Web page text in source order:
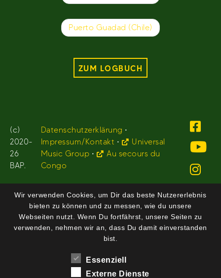
Puerto Guadad (Chile)
ZUM LOGBUCH
(c)
2020-
26
BAP.
Datenschutzerklärung •
Impressum/Kontakt •
Universal
Music Group •
Au secours du
Congo
Wir verwenden Cookies, um Dir das beste Nutzererlebnis
bieten zu können und zu messen, wie du unsere
Webseiten nutzt. Wenn Du fortfährst, unsere Seiten zu
verwenden, nehmen wir an, dass Du damit einverstanden
bist.
Essenziell
Externe Dienste